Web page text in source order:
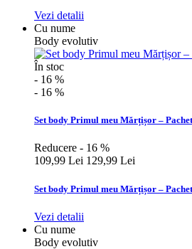
Vezi detalii
Cu nume
Body evolutiv
În stoc
- 16 %
- 16 %
Set body Primul meu Mărțișor –
Reducere - 16 %
109,99 Lei 129,99 Lei
Set body Primul meu Mărțișor –
Vezi detalii
Cu nume
Body evolutiv